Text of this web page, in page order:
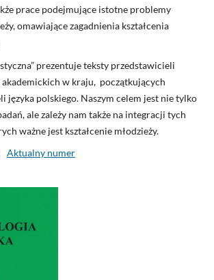
prace podejmujące istotne problemy
omawiające zagadnienia kształcenia
prezentuje teksty przedstawicieli
w kraju, początkujących
języka polskiego. Naszym celem jest nie tylko
ale zależy nam także na integracji tych
ważne jest kształcenie młodzieży.
Aktualny numer